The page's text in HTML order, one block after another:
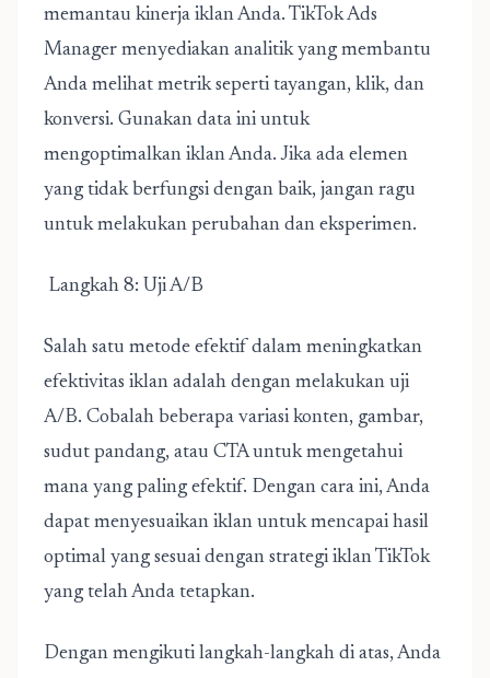
memantau kinerja iklan Anda. TikTok Ads
Manager menyediakan analitik yang membantu
Anda melihat metrik seperti tayangan, klik, dan
konversi. Gunakan data ini untuk
mengoptimalkan iklan Anda. Jika ada elemen
yang tidak berfungsi dengan baik, jangan ragu
untuk melakukan perubahan dan eksperimen.
Langkah 8: Uji A/B
Salah satu metode efektif dalam meningkatkan
efektivitas iklan adalah dengan melakukan uji
A/B. Cobalah beberapa variasi konten, gambar,
sudut pandang, atau CTA untuk mengetahui
mana yang paling efektif. Dengan cara ini, Anda
dapat menyesuaikan iklan untuk mencapai hasil
optimal yang sesuai dengan strategi iklan TikTok
yang telah Anda tetapkan.
Dengan mengikuti langkah-langkah di atas, Anda